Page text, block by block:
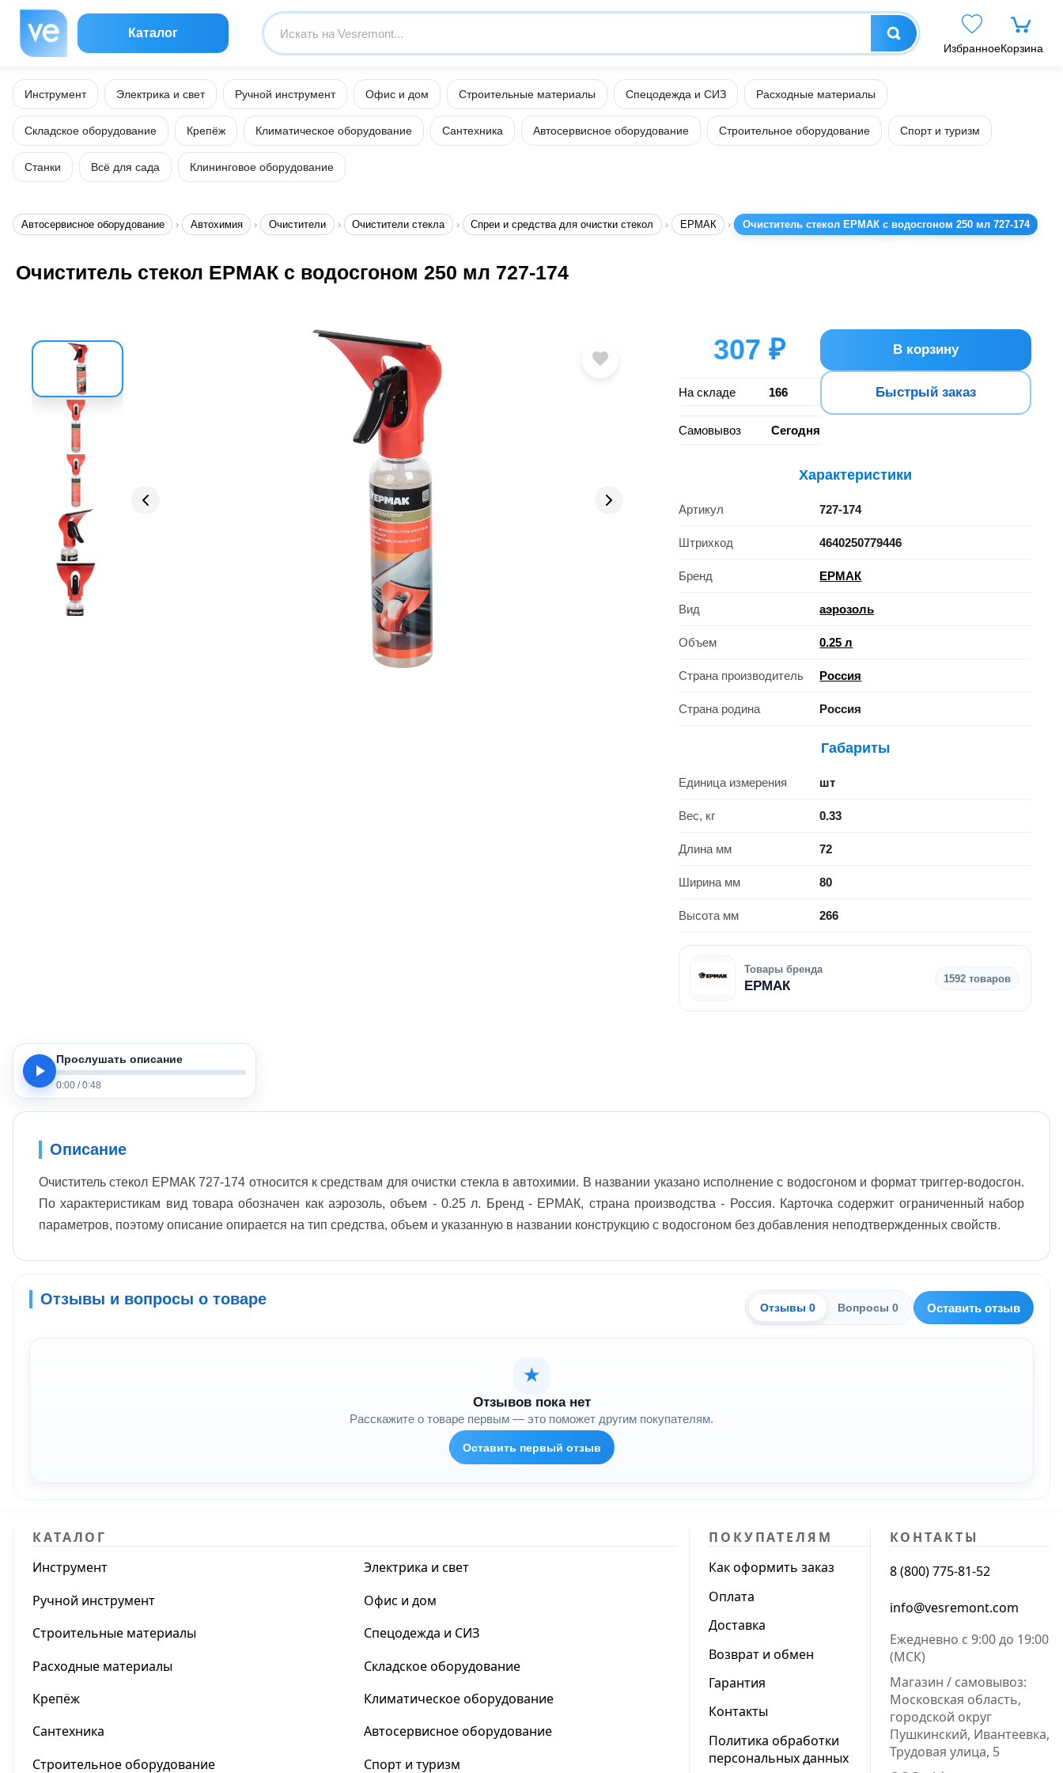
Каталог
ИзбранноеКорзина
Инструмент Электрика и свет Ручной инструмент Офис и дом Строительные материалы Спецодежда и СИЗ Расходные материалы
Складское оборудование Крепёж Климатическое оборудование Сантехника Автосервисное оборудование Строительное оборудование Спорт и туризм
Станки Всё для сада Клининговое оборудование
Автосервисное оборудование Автохимия Очистители Очистители стекла Спреи и средства для очистки стекол ЕРМАК Очиститель стекол ЕРМАК с водосгоном 250 мл 727-174
Очиститель стекол ЕРМАК с водосгоном 250 мл 727-174
307 ₽
На складе 166
Самовывоз Сегодня
В корзину
Быстрый заказ
Характеристики
Артикул 727-174
Штрихкод 4640250779446
Бренд ЕРМАК
Вид аэрозоль
Объем 0.25 л
Страна производитель Россия
Страна родина Россия
Габариты
Единица измерения шт
Вес, кг 0.33
Длина мм 72
Ширина мм 80
Высота мм 266
Товары бренда
ЕРМАК 1592 товаров
Прослушать описание
0:00 / 0:48
Описание
Очиститель стекол ЕРМАК 727-174 относится к средствам для очистки стекла в автохимии. В названии указано исполнение с водосгоном и формат триггер-водосгон.
По характеристикам вид товара обозначен как аэрозоль, объем - 0.25 л. Бренд - ЕРМАК, страна производства - Россия. Карточка содержит ограниченный набор
параметров, поэтому описание опирается на тип средства, объем и указанную в названии конструкцию с водосгоном без добавления неподтвержденных свойств.
Отзывы и вопросы о товаре Отзывы 0 Вопросы 0 Оставить отзыв
★
Отзывов пока нет
Расскажите о товаре первым — это поможет другим покупателям.
Оставить первый отзыв
КАТАЛОГ
Инструмент
Электрика и свет
Ручной инструмент
Офис и дом
Строительные материалы
Спецодежда и СИЗ
Расходные материалы
Складское оборудование
Крепёж
Климатическое оборудование
Сантехника
Автосервисное оборудование
Строительное оборудование
Спорт и туризм
ПОКУПАТЕЛЯМ
Как оформить заказ
Оплата
Доставка
Возврат и обмен
Гарантия
Контакты
Политика обработки
персональных данных
КОНТАКТЫ
8 (800) 775-81-52
info@vesremont.com
Ежедневно с 9:00 до 19:00
(МСК)
Магазин / самовывоз:
Московская область,
городской округ
Пушкинский, Ивантеевка,
Трудовая улица, 5